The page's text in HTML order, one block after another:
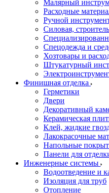
Малярный
Расходные
Ручной
Силовая,
Спецодежда и
Хозтовары и
Штукатурный
Финишная отделка
Герметики
Двери
Декоративный
Керамическая
Клей, жидкие
Лакокрасочные
Напольные
Панели для
Инженерные системы
Водоотведение и
Изоляция для труб
Отопление